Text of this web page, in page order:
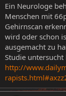
Ein Neurologe
Menschen mit
Gehirnscan
wird oder schon
ausgemacht zu
Studie
http://